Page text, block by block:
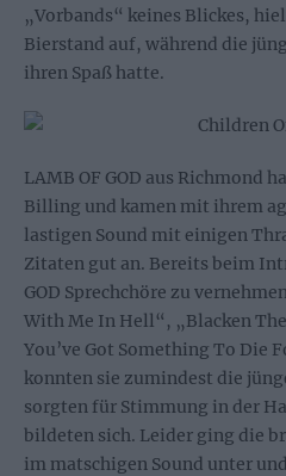
„Vorbands“ keines Blickes,
Bierstand auf, während die
ihren Spaß hatte.
LAMB OF GOD aus Richmond
Billing und kamen mit ihrem
lastigen Sound mit einigen
Zitaten gut an. Bereits beim
GOD Sprechchöre zu
With Me In Hell“, „Blacken
You’ve Got Something To Die
konnten sie zumindest die
sorgten für Stimmung in der
bildeten sich. Leider ging die
im matschigen Sound unter